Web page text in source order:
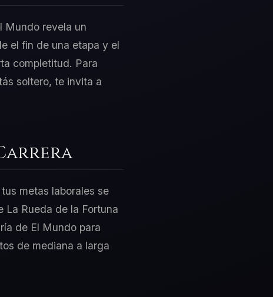
Mundo revela un
el fin de una etapa y el
completitud. Para
soltero, te invita a
metas laborales se
Rueda de la Fortuna
de El Mundo para
de mediana a larga